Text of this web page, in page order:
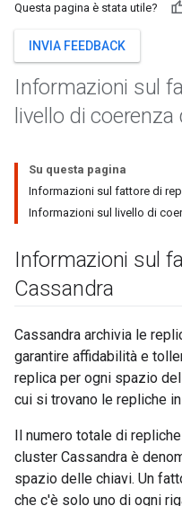
Questa pagina è stata utile?
INVIA FEEDBACK
Informazioni sul
livello di
Su questa pagina
Informazioni sul fattore di
Informazioni sul livello di
Informazioni sul
Cassandra
Cassandra archivia le
garantire affidabilità e
replica per ogni spazio
cui si trovano le repliche
Il numero totale di
cluster Cassandra è
spazio delle chiavi. Un
che c'è solo uno di ogni